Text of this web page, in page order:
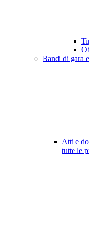
Bandi di gara
Atti e
tutte le